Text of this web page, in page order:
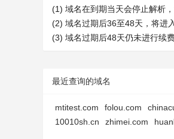
(1) 域名在到期当天会停止解析
(2) 域名过期后36至48天，将进
(3) 域名过期后48天仍未进行续
最近查询的域名
mtitest.com folou.com
10010sh.cn
zhimei.com